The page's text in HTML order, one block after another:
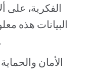
الفكرية، على
البيانات هذه
تحديد هويتها لأي فرد من الأفراد.
الأمان